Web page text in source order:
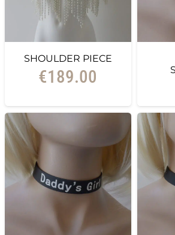
SHOULDER PIECE
€189.00